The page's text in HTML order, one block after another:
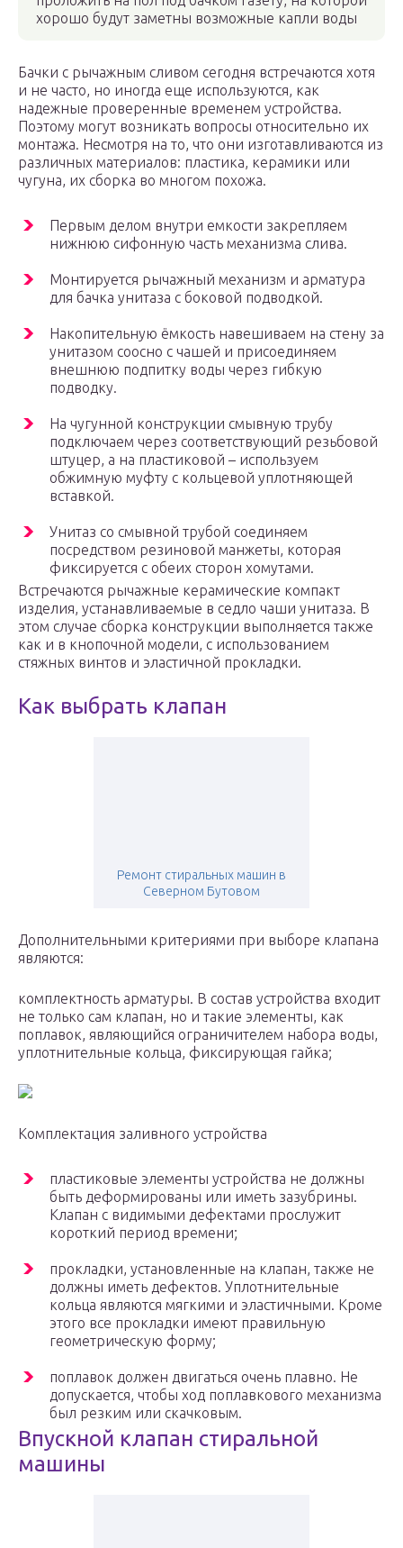
хорошо будут заметны возможные капли воды
Бачки с рычажным сливом сегодня встречаются хотя
и не часто, но иногда еще используются, как
надежные проверенные временем устройства.
Поэтому могут возникать вопросы относительно их
монтажа. Несмотря на то, что они изготавливаются из
различных материалов: пластика, керамики или
чугуна, их сборка во многом похожа.
Первым делом внутри емкости закрепляем
нижнюю сифонную часть механизма слива.
Монтируется рычажный механизм и арматура
для бачка унитаза с боковой подводкой.
Накопительную ёмкость навешиваем на стену за
унитазом соосно с чашей и присоединяем
внешнюю подпитку воды через гибкую
подводку.
На чугунной конструкции смывную трубу
подключаем через соответствующий резьбовой
штуцер, а на пластиковой – используем
обжимную муфту с кольцевой уплотняющей
вставкой.
Унитаз со смывной трубой соединяем
посредством резиновой манжеты, которая
фиксируется с обеих сторон хомутами.
Встречаются рычажные керамические компакт
изделия, устанавливаемые в седло чаши унитаза. В
этом случае сборка конструкции выполняется также
как и в кнопочной модели, с использованием
стяжных винтов и эластичной прокладки.
Как выбрать клапан
Ремонт стиральных машин в
Северном Бутовом
Дополнительными критериями при выборе клапана
являются:
комплектность арматуры. В состав устройства входит
не только сам клапан, но и такие элементы, как
поплавок, являющийся ограничителем набора воды,
уплотнительные кольца, фиксирующая гайка;
Комплектация заливного устройства
пластиковые элементы устройства не должны
быть деформированы или иметь зазубрины.
Клапан с видимыми дефектами прослужит
короткий период времени;
прокладки, установленные на клапан, также не
должны иметь дефектов. Уплотнительные
кольца являются мягкими и эластичными. Кроме
этого все прокладки имеют правильную
геометрическую форму;
поплавок должен двигаться очень плавно. Не
допускается, чтобы ход поплавкового механизма
был резким или скачковым.
Впускной клапан стиральной
машины